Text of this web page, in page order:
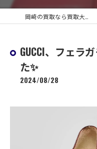
GUCCI、フェラ
た✨
2024/08/28